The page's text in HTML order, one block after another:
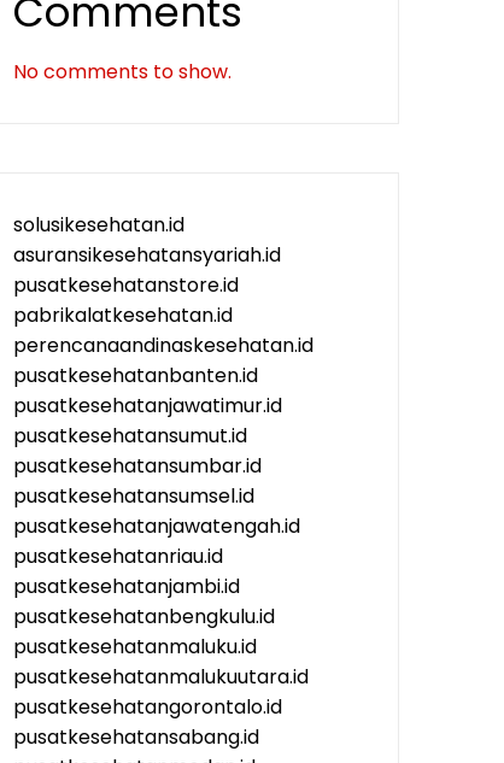
Comments
No comments to show.
solusikesehatan.id
asuransikesehatansyariah.id
pusatkesehatanstore.id
pabrikalatkesehatan.id
perencanaandinaskesehatan.id
pusatkesehatanbanten.id
pusatkesehatanjawatimur.id
pusatkesehatansumut.id
pusatkesehatansumbar.id
pusatkesehatansumsel.id
pusatkesehatanjawatengah.id
pusatkesehatanriau.id
pusatkesehatanjambi.id
pusatkesehatanbengkulu.id
pusatkesehatanmaluku.id
pusatkesehatanmalukuutara.id
pusatkesehatangorontalo.id
pusatkesehatansabang.id